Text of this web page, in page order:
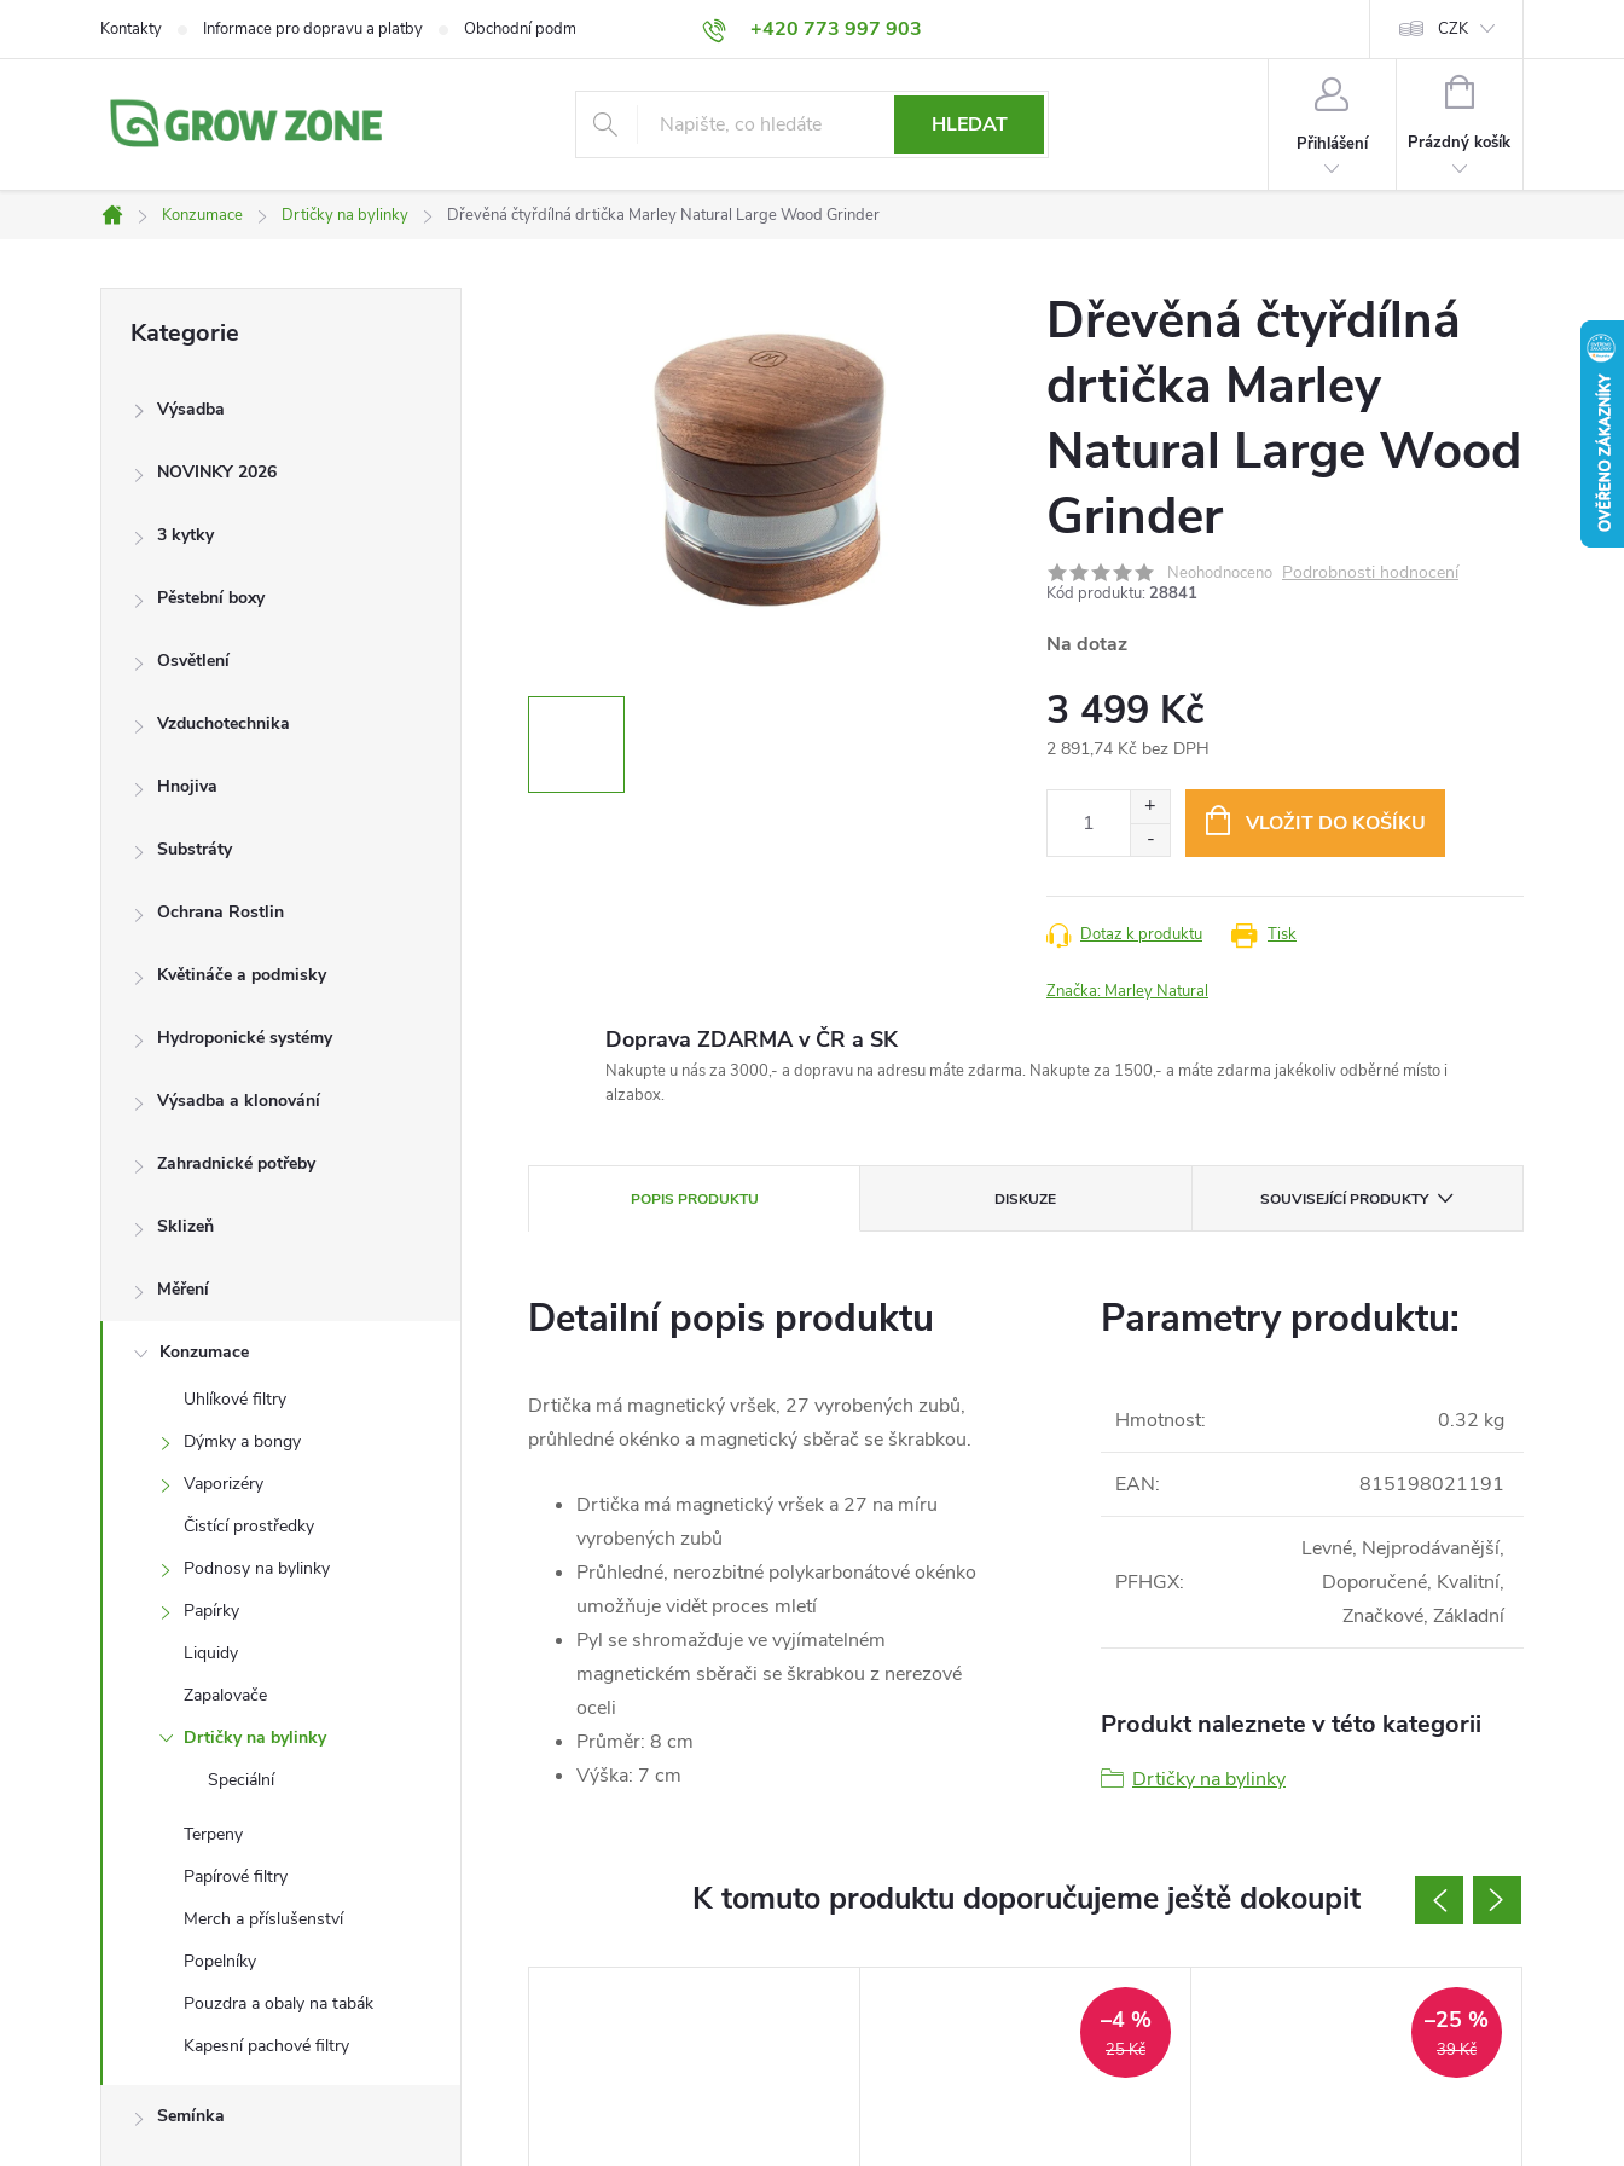
+420 773 997 903
Kontakty Informace pro dopravu a platby Obchodní podmínky Výměna a Vrácení Podmínky ochrany osobních údajů CZK
HLEDAT
Přihlášení
NÁKUPNÍ
Prázdný košík
Domů
Konzumace Drtičky na bylinky Dřevěná čtyřdílná drtička Marley Natural Large Wood Grinder
kategorie
Kategorie
Výsadba
NOVINKY 2026
3 kytky
Pěstební boxy
Osvětlení
Vzduchotechnika
Hnojiva
Substráty
Ochrana Rostlin
Květináče a podmisky
Hydroponické systémy
Výsadba a klonování
Zahradnické potřeby
Sklizeň
Měření
Konzumace
Uhlíkové filtry
Dýmky a bongy
Vaporizéry
Čistící prostředky
Podnosy na bylinky
Papírky
Liquidy
Zapalovače
Drtičky na bylinky
Speciální
Terpeny
Papírové filtry
Merch a příslušenství
Popelníky
Pouzdra a obaly na tabák
Kapesní pachové filtry
Semínka
Dřevěná čtyřdílná
drtička Marley
Natural Large Wood
Grinder
Neohodnoceno Podrobnosti hodnocení
Kód produktu: 28841
Na dotaz
3 499 Kč
2 891,74 Kč bez DPH
VLOŽIT DO KOŠÍKU
Tisk
Dotaz k produktu
Značka: Marley Natural
Doprava ZDARMA v ČR a SK
Nakupte u nás za 3000,- a dopravu na adresu máte zdarma. Nakupte za 1500,- a máte zdarma jakékoliv odběrné místo i
alzabox.
POPIS PRODUKTU DISKUZE SOUVISEJÍCÍ PRODUKTY
Detailní popis produktu
Drtička má magnetický vršek, 27 vyrobených zubů,
průhledné okénko a magnetický sběrač se škrabkou.
Drtička má magnetický vršek a 27 na míru
vyrobených zubů
Průhledné, nerozbitné polykarbonátové okénko
umožňuje vidět proces mletí
Pyl se shromažďuje ve vyjímatelném
magnetickém sběrači se škrabkou z nerezové
oceli
Průměr: 8 cm
Výška: 7 cm
Parametry produktu:
Hmotnost: 0.32 kg
EAN: 815198021191
PFHGX:
Levné, Nejprodávanější,
Doporučené, Kvalitní,
Značkové, Základní
Produkt naleznete v této kategorii
Drtičky na bylinky
K tomuto produktu doporučujeme ještě dokoupit
25 Kč
–4 %
39 Kč
–25 %